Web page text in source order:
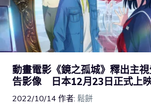
動畫電影《鏡之孤城》釋出主
告影像 日本12月23日正式上
2022/10/14 作者: 鬆餅